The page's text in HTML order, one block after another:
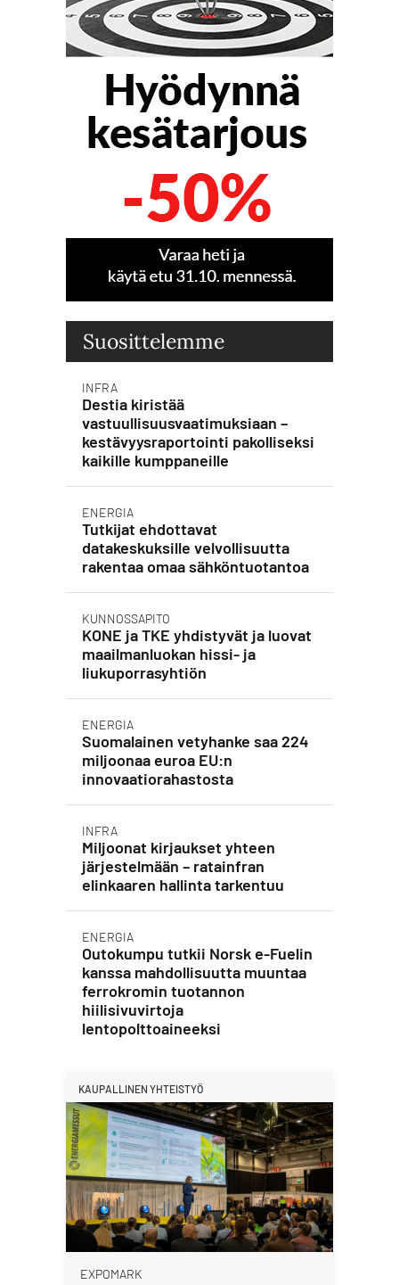
Suosittelemme
INFRA
Destia kiristää
vastuullisuusvaatimuksiaan –
kestävyysraportointi pakolliseksi
kaikille kumppaneille
ENERGIA
Tutkijat ehdottavat
datakeskuksille velvollisuutta
rakentaa omaa sähköntuotantoa
KUNNOSSAPITO
KONE ja TKE yhdistyvät ja luovat
maailmanluokan hissi- ja
liukuporrasyhtiön
ENERGIA
Suomalainen vetyhanke saa 224
miljoonaa euroa EU:n
innovaatiorahastosta
INFRA
Miljoonat kirjaukset yhteen
järjestelmään – ratainfran
elinkaaren hallinta tarkentuu
ENERGIA
Outokumpu tutkii Norsk e-Fuelin
kanssa mahdollisuutta muuntaa
ferrokromin tuotannon
hiilisivuvirtoja
lentopolttoaineeksi
KAUPALLINEN YHTEISTYÖ
EXPOMARK